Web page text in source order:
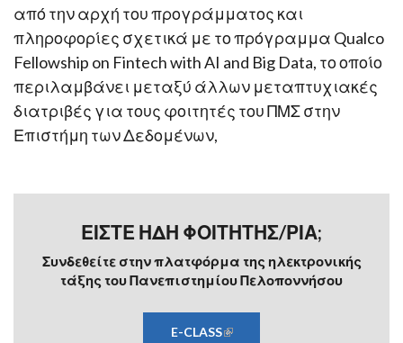
από την αρχή του προγράμματος και
πληροφορίες σχετικά με το πρόγραμμα Qualco
Fellowship on Fintech with AI and Big Data, το οποίο
περιλαμβάνει μεταξύ άλλων μεταπτυχιακές
διατριβές για τους φοιτητές του ΠΜΣ στην
Επιστήμη των Δεδομένων,
ΕΊΣΤΕ ΉΔΗ ΦΟΙΤΗΤΉΣ/ΡΙΑ;
Συνδεθείτε στην πλατφόρμα της ηλεκτρονικής
τάξης του Πανεπιστημίου Πελοποννήσου
E-CLASS(LINK IS EXTERNAL)